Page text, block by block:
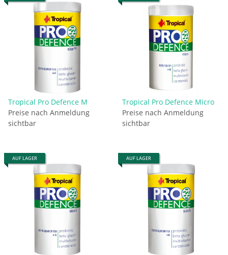
Tropical Pro Defence M
Preise nach Anmeldung
sichtbar
Tropical Pro Defence Micro
Preise nach Anmeldung
sichtbar
AUF LAGER AUF LAGER